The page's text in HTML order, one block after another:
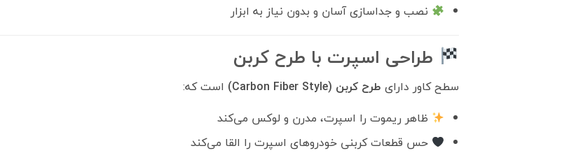
نصب و جداسازی آسان و بدون نیاز به ابزار
طراحی اسپرت با طرح کربن
سطح کاور دارای طرح کربن (Carbon Fiber Style)
است که:
ظاهر ریموت را اسپرت، مدرن و لوکس می‌کند
حس قطعات کربنی خودروهای اسپرت را القا می‌کند